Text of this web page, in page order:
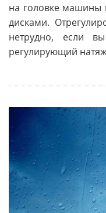
на головке машины
дисками.
нетрудно, если
регулирующий